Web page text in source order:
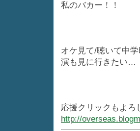
私のバカー！！
オケ見て/聴いて中
演も見に行きたい…
応援クリックもよ
http://